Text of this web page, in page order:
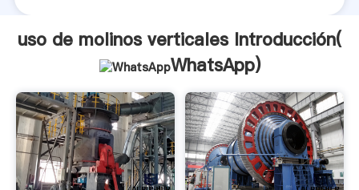
uso de molinos verticales Introducción(
WhatsApp)